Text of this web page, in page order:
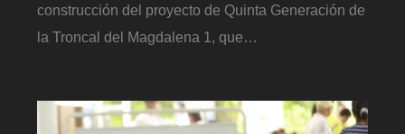
construcción del proyecto de Quinta Generación de
la Troncal del Magdalena 1, que…